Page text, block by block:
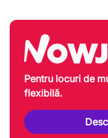
Pentru locuri de
flexibilă.